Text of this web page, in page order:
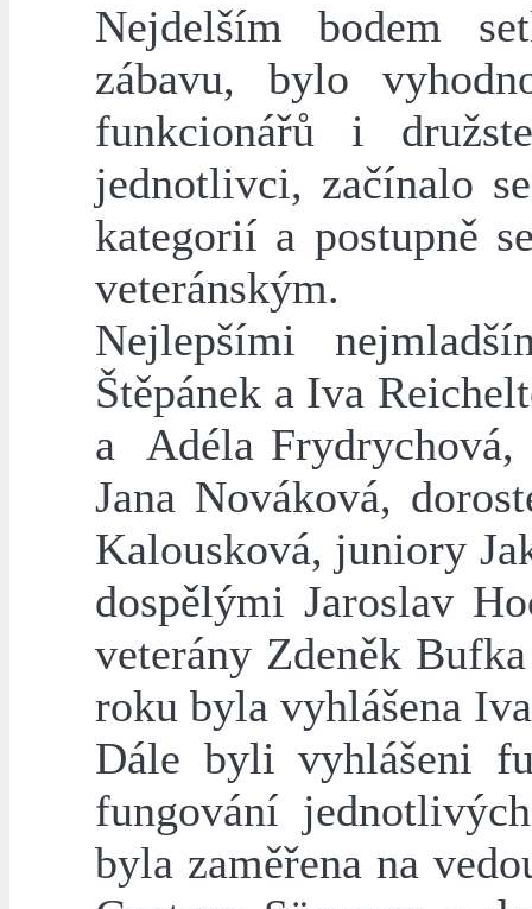
Nejdelším bodem
zábavu, bylo
funkcionářů i
jednotlivci, začínalo
kategorií a postupně
veteránským.
Nejlepšími
Štěpánek a Iva
a Adéla Frydrychová,
Jana Nováková,
Kalousková, juniory
dospělými Jaroslav
veterány Zdeněk
roku byla vyhlášena
Dále byli vyhlášeni
fungování
byla zaměřena na